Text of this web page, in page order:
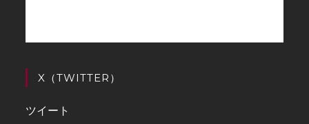
X（TWITTER）
ツイート